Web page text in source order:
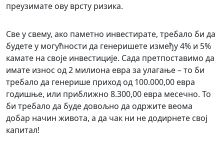
преузимате ову врсту ризика.
Све у свему, ако паметно инвестирате, требало би да
будете у могућности да генеришете између 4% и 5%
камате на своје инвестиције. Сада претпоставимо да
имате износ од 2 милиона евра за улагање – то би
требало да генерише приход од 100.000,00 евра
годишње, или приближно 8.300,00 евра месечно. То
би требало да буде довољно да одржите веома
добар начин живота, а да чак ни не додирнете свој
капитал!